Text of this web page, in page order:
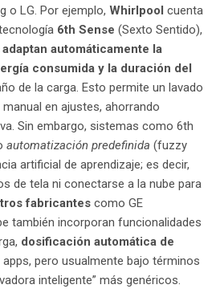
o LG. Por ejemplo, Whirlpool cuenta
6th Sense (Sexto Sentido),
adaptan automáticamente la
consumida y la duración del
de la carga. Esto permite un lavado
en ajustes, ahorrando
Sin embargo, sistemas como 6th
automatización predefinida (fuzzy
artificial de aprendizaje; es decir,
de tela ni conectarse a la nube para
fabricantes como GE
también incorporan funcionalidades
dosificación automática de
pero usualmente bajo términos
inteligente” más genéricos.